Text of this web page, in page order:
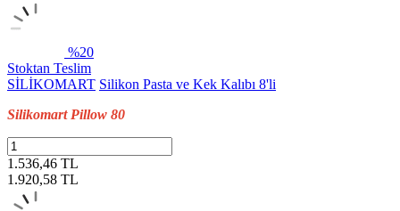
%20
Stoktan Teslim
SİLİKOMART Silikon Pasta ve Kek Kalıbı 8'li
Silikomart Pillow 80
1.536,46 TL
1.920,58 TL